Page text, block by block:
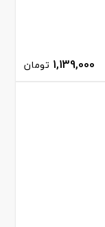
1,139,000 تومان